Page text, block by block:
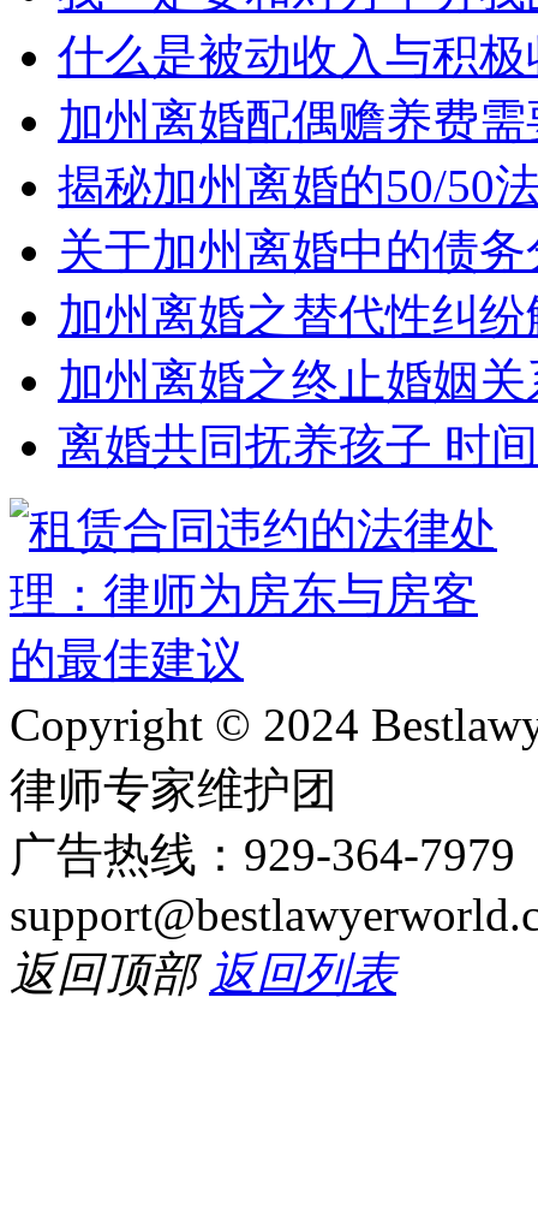
什么是被动收入与积
加州离婚配偶赡养费
揭秘加州离婚的50/50
关于加州离婚中的债
加州离婚之替代性纠
加州离婚之终止婚姻关
离婚共同抚养孩子 时
Copyright © 2024
律师专家维护团
广告热线：929-364-
返回顶部 返回列表